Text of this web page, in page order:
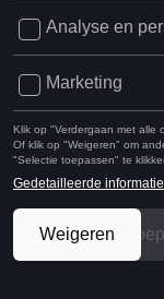
daarbij
hangardiensten
tot aan een
Hoewel
bijgevolg ook
business aviation